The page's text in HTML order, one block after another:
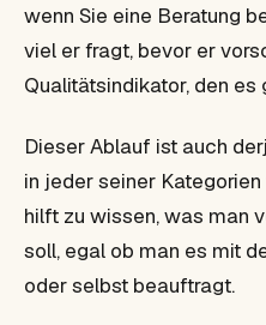
wenn Sie eine Beratung
viel er fragt, bevor er
Qualitätsindikator, den es
Dieser Ablauf ist auch
in jeder seiner
hilft zu wissen, was man
soll, egal ob man es mit
oder selbst beauftragt.